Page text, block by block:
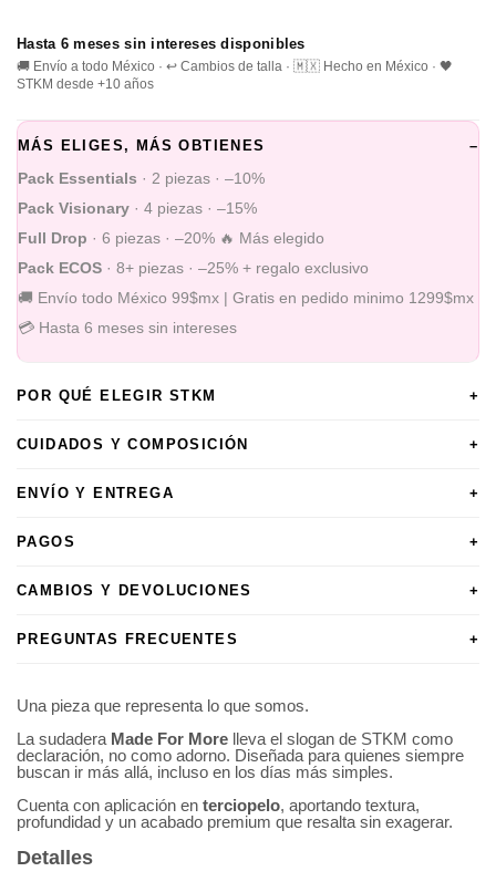
Hasta 6 meses sin intereses disponibles
🚚 Envío a todo México · ↩️ Cambios de talla · 🇲🇽 Hecho en México · 🖤
STKM desde +10 años
MÁS ELIGES, MÁS OBTIENES –
Pack Essentials · 2 piezas · –10%
Pack Visionary · 4 piezas · –15%
Full Drop · 6 piezas · –20% 🔥 Más elegido
Pack ECOS · 8+ piezas · –25% + regalo exclusivo
🚚 Envío todo México 99$mx | Gratis en pedido minimo 1299$mx
💳 Hasta 6 meses sin intereses
POR QUÉ ELEGIR STKM +
CUIDADOS Y COMPOSICIÓN +
ENVÍO Y ENTREGA +
PAGOS +
CAMBIOS Y DEVOLUCIONES +
PREGUNTAS FRECUENTES +
Una pieza que representa lo que somos.
La sudadera Made For More lleva el slogan de STKM como
declaración, no como adorno. Diseñada para quienes siempre
buscan ir más allá, incluso en los días más simples.
Cuenta con aplicación en terciopelo, aportando textura,
profundidad y un acabado premium que resalta sin exagerar.
Detalles